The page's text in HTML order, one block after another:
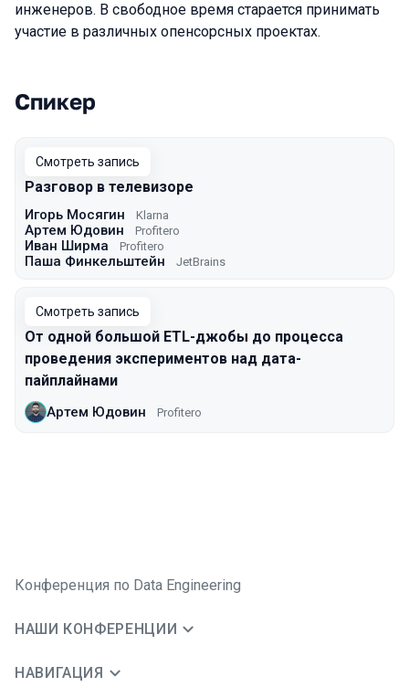
инженеров. В свободное время старается принимать
участие в различных опенсорсных проектах.
Выступления в сезоне 2021
Спикер
Смотреть запись
Разговор в телевизоре
Игорь Мосягин Klarna
Артем Юдовин Profitero
Иван Ширма Profitero
Паша Финкельштейн JetBrains
Смотреть запись
От одной большой ETL-джобы до процесса
проведения экспериментов над дата-
пайплайнами
Артем Юдовин Profitero
Конференция по Data Engineering
НАШИ КОНФЕРЕНЦИИ
НАВИГАЦИЯ